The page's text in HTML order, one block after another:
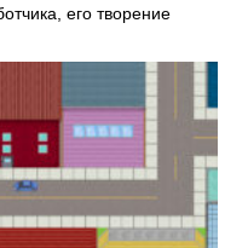
его творение